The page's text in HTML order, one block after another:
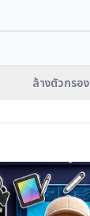
ล้างตัวกรอง